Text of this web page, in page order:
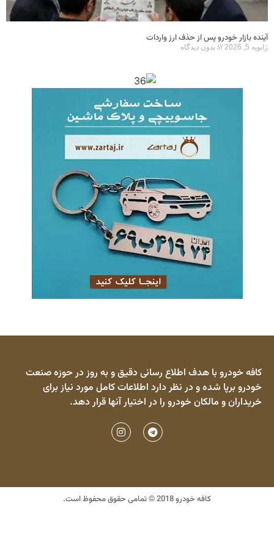
آینده بازار خودرو پس از حذف ارز واردات
ژانویه 5, 2026 بدون دیدگاه
کافه خودرو با هدف اطلاع رسانی دقیق و به روز در حوزه صنعت
خودرو برپا شده و در نظر دارد اطلاعات کامل مورد نیاز برای
خریداران و مالکان خودرو را در اختیار آنها قرار دهد.
کافه خودرو 2018 © تمامی حقوق محفوظ است.